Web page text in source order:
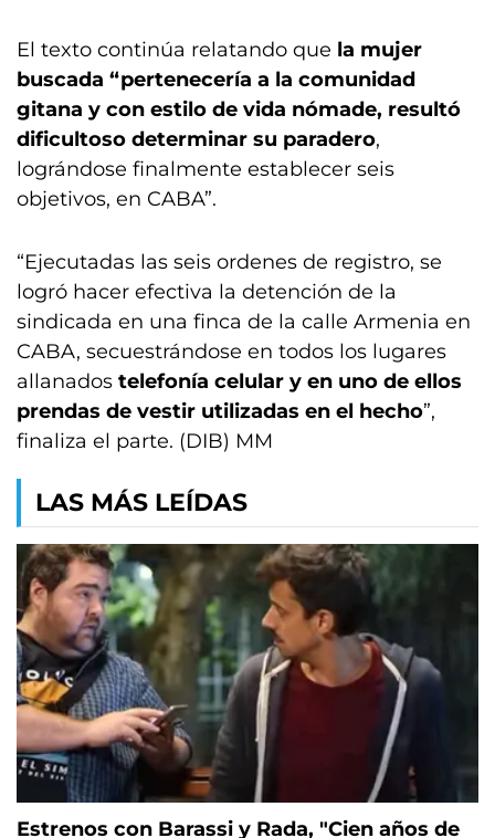
El texto continúa relatando que la mujer
buscada “pertenecería a la comunidad
gitana y con estilo de vida nómade, resultó
dificultoso determinar su paradero,
lográndose finalmente establecer seis
objetivos, en CABA”.
“Ejecutadas las seis ordenes de registro, se
logró hacer efectiva la detención de la
sindicada en una finca de la calle Armenia en
CABA, secuestrándose en todos los lugares
allanados telefonía celular y en uno de ellos
prendas de vestir utilizadas en el hecho”,
finaliza el parte. (DIB) MM
LAS MÁS LEÍDAS
Estrenos con Barassi y Rada, "Cien años de